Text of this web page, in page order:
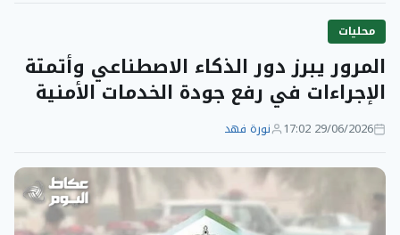
محليات
المرور يبرز دور الذكاء الاصطناعي وأتمتة
الإجراءات في رفع جودة الخدمات الأمنية
29/06/2026 17:02 نورة فهد